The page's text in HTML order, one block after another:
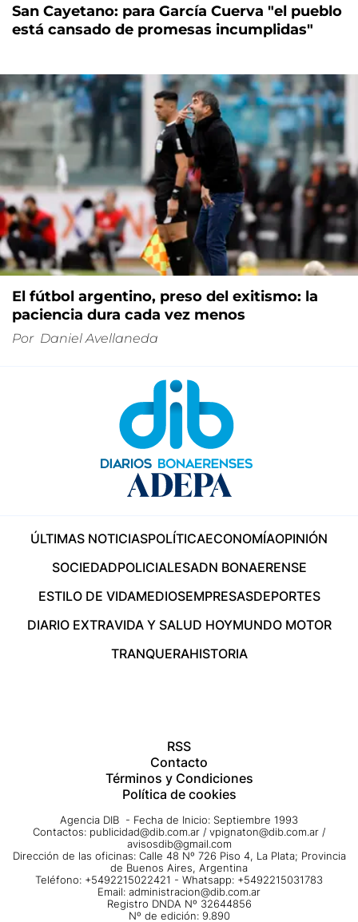
San Cayetano: para García Cuerva "el pueblo
está cansado de promesas incumplidas"
El fútbol argentino, preso del exitismo: la
paciencia dura cada vez menos
Por Daniel Avellaneda
ÚLTIMAS NOTICIASPOLÍTICAECONOMÍAOPINIÓN
SOCIEDADPOLICIALESADN BONAERENSE
ESTILO DE VIDAMEDIOSEMPRESASDEPORTES
DIARIO EXTRAVIDA Y SALUD HOYMUNDO MOTOR
TRANQUERAHISTORIA
RSS
Contacto
Términos y Condiciones
Política de cookies
Agencia DIB - Fecha de Inicio: Septiembre 1993
Contactos: publicidad@dib.com.ar / vpignaton@dib.com.ar /
avisosdib@gmail.com
Dirección de las oficinas: Calle 48 Nº 726 Piso 4, La Plata; Provincia
de Buenos Aires, Argentina
Teléfono: +5492215022421 - Whatsapp: +5492215031783
Email: administracion@dib.com.ar
Registro DNDA Nº 32644856
Nº de edición: 9.890